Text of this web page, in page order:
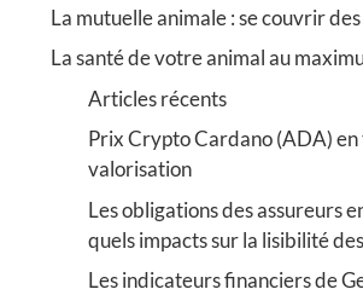
La mutuelle animale : se couvrir
La santé de votre animal au
Articles récents
Prix Crypto Cardano (ADA)
valorisation
Les obligations des assureurs
quels impacts sur la lisibilité
Les indicateurs financiers de